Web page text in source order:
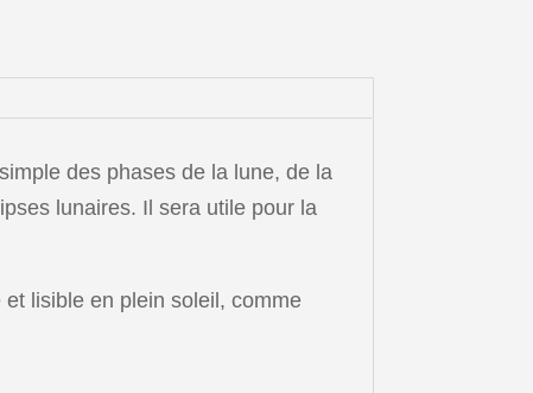
des phases de la lune, de la
lunaires. Il sera utile pour la
lisible en plein soleil, comme